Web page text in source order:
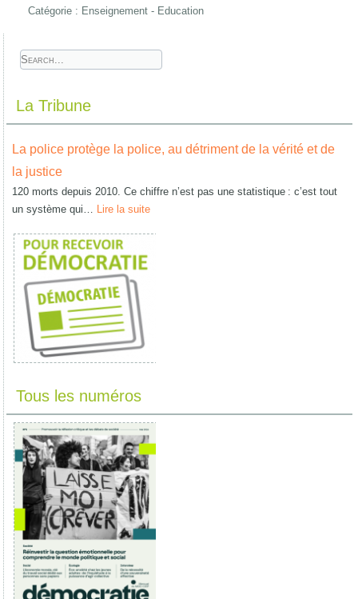
Catégorie : Enseignement - Education
La Tribune
La police protège la police, au détriment de la vérité et de
la justice
120 morts depuis 2010. Ce chiffre n’est pas une statistique : c’est tout
un système qui… Lire la suite
Tous les numéros